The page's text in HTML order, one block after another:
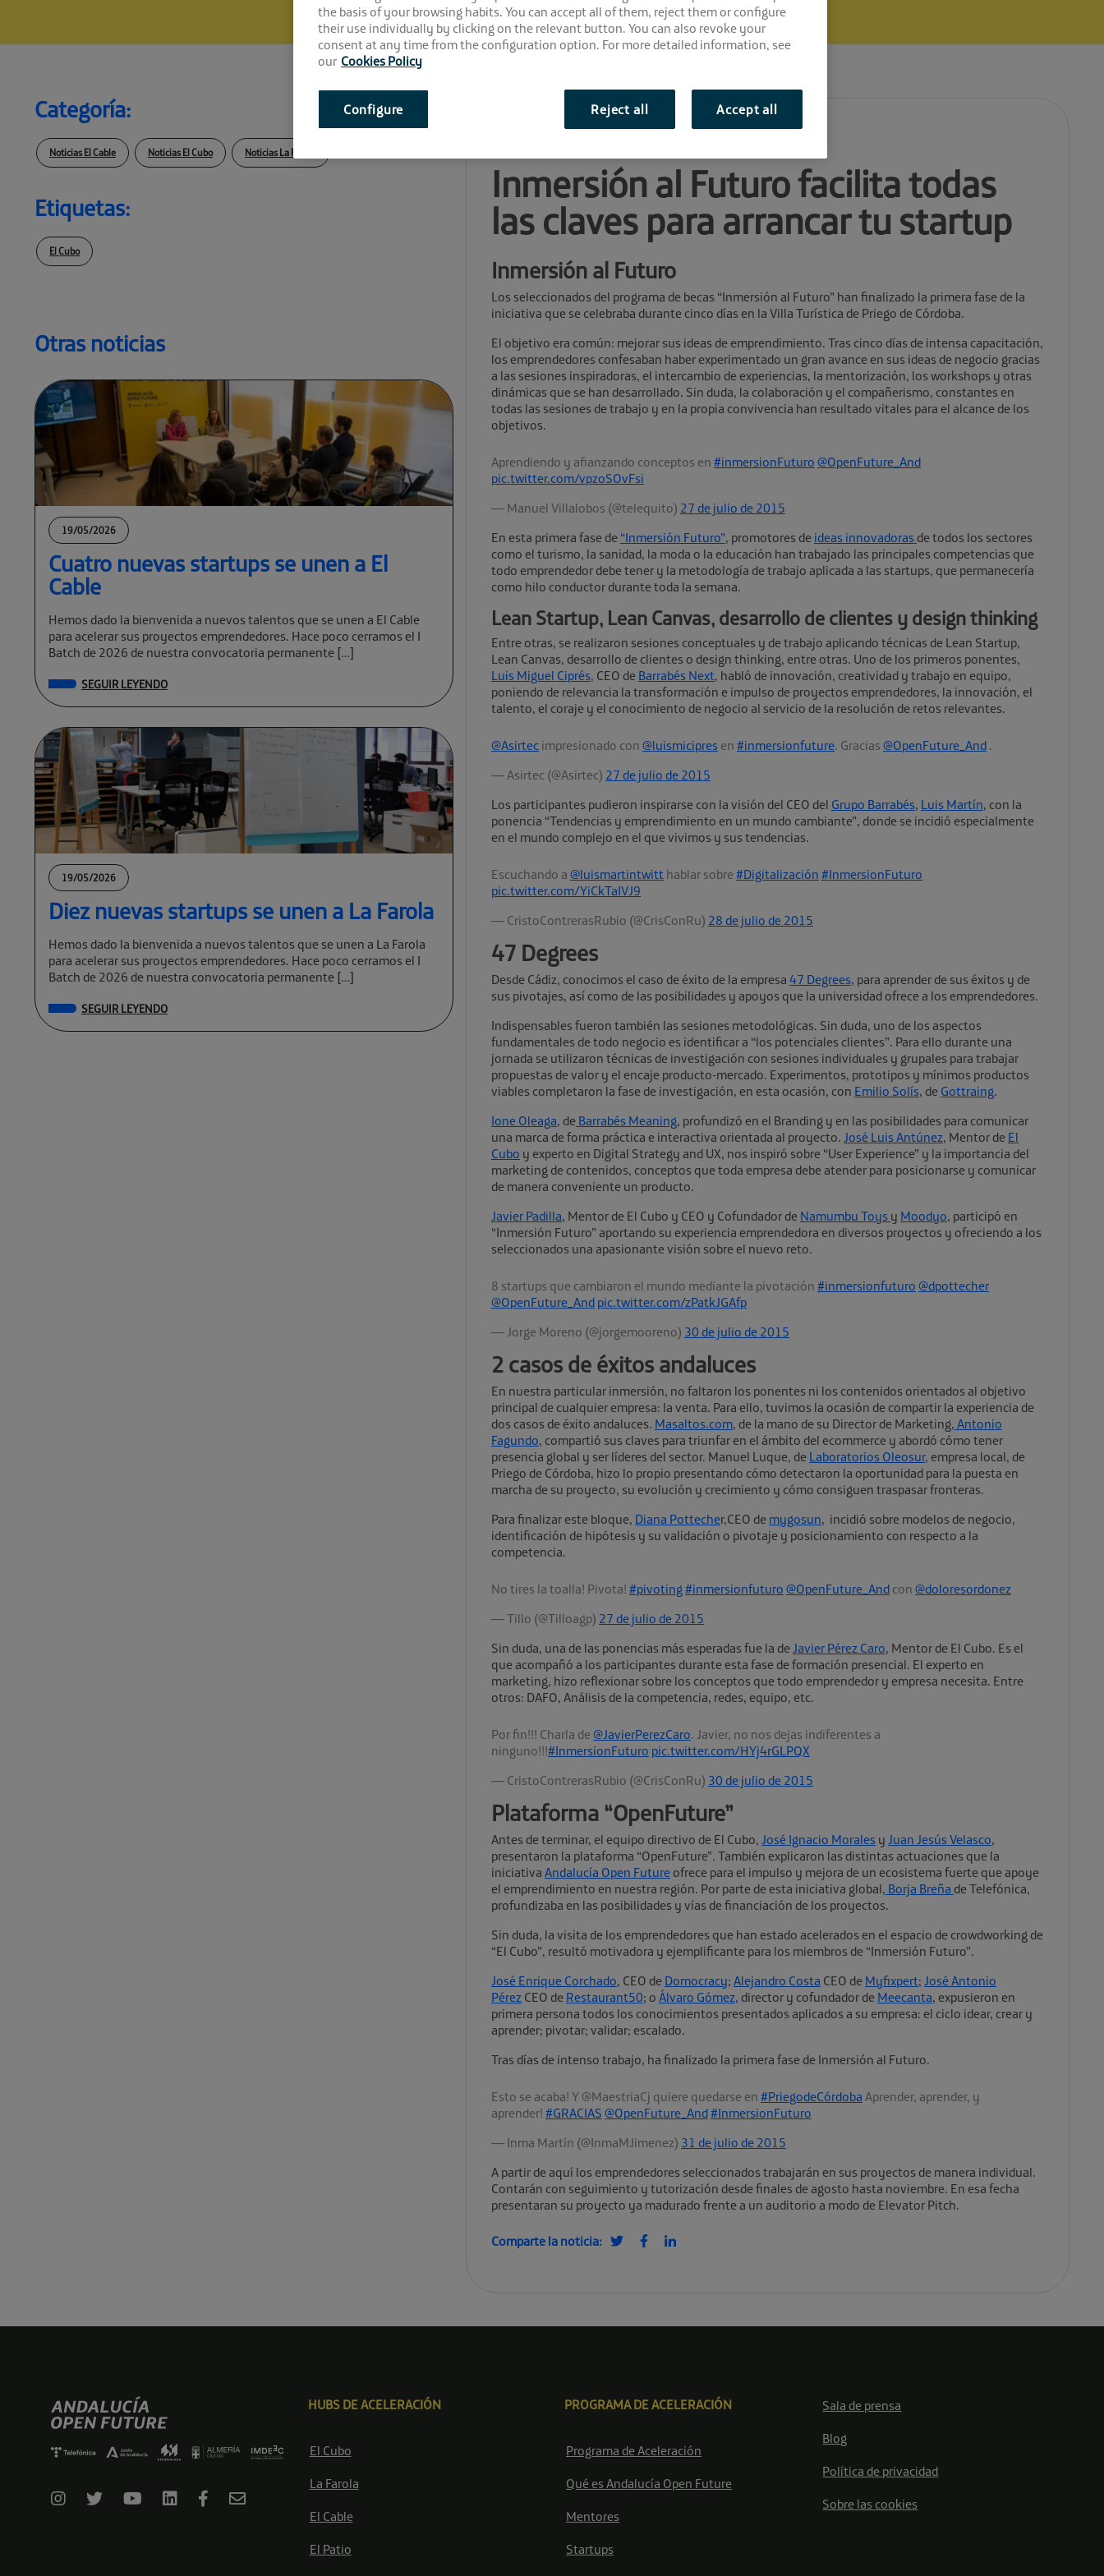
Categoría:
Noticias El Cable Noticias El Cubo Noticias La Farola
Etiquetas:
El Cubo
Otras noticias
19/05/2026
Cuatro nuevas startups se unen a El
Cable
Hemos dado la bienvenida a nuevos talentos que se unen a El Cable
para acelerar sus proyectos emprendedores. Hace poco cerramos el I
Batch de 2026 de nuestra convocatoria permanente […]
SEGUIR LEYENDO
19/05/2026
Diez nuevas startups se unen a La Farola
Hemos dado la bienvenida a nuevos talentos que se unen a La Farola
para acelerar sus proyectos emprendedores. Hace poco cerramos el I
Batch de 2026 de nuestra convocatoria permanente […]
SEGUIR LEYENDO
Inmersión al Futuro facilita todas
las claves para arrancar tu startup
Inmersión al Futuro
Los seleccionados del programa de becas “Inmersión al Futuro” han finalizado la primera fase de la
iniciativa que se celebraba durante cinco días en la Villa Turística de Priego de Córdoba.
El objetivo era común: mejorar sus ideas de emprendimiento. Tras cinco días de intensa capacitación,
los emprendedores confesaban haber experimentado un gran avance en sus ideas de negocio gracias
a las sesiones inspiradoras, el intercambio de experiencias, la mentorización, los workshops y otras
dinámicas que se han desarrollado. Sin duda, la colaboración y el compañerismo, constantes en
todas las sesiones de trabajo y en la propia convivencia han resultado vitales para el alcance de los
objetivos.
Aprendiendo y afianzando conceptos en #inmersionFuturo @OpenFuture_And
pic.twitter.com/vpzoSOvFsi
— Manuel Villalobos (@telequito) 27 de julio de 2015
En esta primera fase de “Inmersión Futuro”, promotores de ideas innovadoras de todos los sectores
como el turismo, la sanidad, la moda o la educación han trabajado las principales competencias que
todo emprendedor debe tener y la metodología de trabajo aplicada a las startups, que permanecería
como hilo conductor durante toda la semana.
Lean Startup, Lean Canvas, desarrollo de clientes y design thinking
Entre otras, se realizaron sesiones conceptuales y de trabajo aplicando técnicas de Lean Startup,
Lean Canvas, desarrollo de clientes o design thinking, entre otras. Uno de los primeros ponentes,
Luis Miguel Ciprés, CEO de Barrabés Next, habló de innovación, creatividad y trabajo en equipo,
poniendo de relevancia la transformación e impulso de proyectos emprendedores, la innovación, el
talento, el coraje y el conocimiento de negocio al servicio de la resolución de retos relevantes.
@Asirtec impresionado con @luismicipres en #inmersionfuture. Gracias @OpenFuture_And .
— Asirtec (@Asirtec) 27 de julio de 2015
Los participantes pudieron inspirarse con la visión del CEO del Grupo Barrabés, Luis Martín, con la
ponencia “Tendencias y emprendimiento en un mundo cambiante”, donde se incidió especialmente
en el mundo complejo en el que vivimos y sus tendencias.
Escuchando a @luismartintwitt hablar sobre #Digitalización #InmersionFuturo
pic.twitter.com/YiCkTaIVJ9
— CristoContrerasRubio (@CrisConRu) 28 de julio de 2015
47 Degrees
Desde Cádiz, conocimos el caso de éxito de la empresa 47 Degrees, para aprender de sus éxitos y de
sus pivotajes, así como de las posibilidades y apoyos que la universidad ofrece a los emprendedores.
Indispensables fueron también las sesiones metodológicas. Sin duda, uno de los aspectos
fundamentales de todo negocio es identificar a “los potenciales clientes”. Para ello durante una
jornada se utilizaron técnicas de investigación con sesiones individuales y grupales para trabajar
propuestas de valor y el encaje producto-mercado. Experimentos, prototipos y mínimos productos
viables completaron la fase de investigación, en esta ocasión, con Emilio Solís, de Gottraing.
Ione Oleaga, de Barrabés Meaning, profundizó en el Branding y en las posibilidades para comunicar
una marca de forma práctica e interactiva orientada al proyecto. José Luis Antúnez, Mentor de El
Cubo y experto en Digital Strategy and UX, nos inspiró sobre “User Experience” y la importancia del
marketing de contenidos, conceptos que toda empresa debe atender para posicionarse y comunicar
de manera conveniente un producto.
Javier Padilla, Mentor de El Cubo y CEO y Cofundador de Namumbu Toys y Moodyo, participó en
“Inmersión Futuro” aportando su experiencia emprendedora en diversos proyectos y ofreciendo a los
seleccionados una apasionante visión sobre el nuevo reto.
8 startups que cambiaron el mundo mediante la pivotación #inmersionfuturo @dpottecher
@OpenFuture_And pic.twitter.com/zPatkJGAfp
— Jorge Moreno (@jorgemooreno) 30 de julio de 2015
2 casos de éxitos andaluces
En nuestra particular inmersión, no faltaron los ponentes ni los contenidos orientados al objetivo
principal de cualquier empresa: la venta. Para ello, tuvimos la ocasión de compartir la experiencia de
dos casos de éxito andaluces. Masaltos.com, de la mano de su Director de Marketing, Antonio
Fagundo, compartió sus claves para triunfar en el ámbito del ecommerce y abordó cómo tener
presencia global y ser líderes del sector. Manuel Luque, de Laboratorios Oleosur, empresa local, de
Priego de Córdoba, hizo lo propio presentando cómo detectaron la oportunidad para la puesta en
marcha de su proyecto, su evolución y crecimiento y cómo consiguen traspasar fronteras.
Para finalizar este bloque, Diana Pottecher,CEO de mygosun, incidió sobre modelos de negocio,
identificación de hipótesis y su validación o pivotaje y posicionamiento con respecto a la
competencia.
No tires la toalla! Pivota! #pivoting#inmersionfuturo @OpenFuture_And con @doloresordonez
— Tillo (@Tilloagp) 27 de julio de 2015
Sin duda, una de las ponencias más esperadas fue la deJavier Pérez Caro, Mentor de El Cubo. Es el
que acompañó a los participantes durante esta fase de formación presencial. El experto en
marketing, hizo reflexionar sobre los conceptos que todo emprendedor y empresa necesita. Entre
otros: DAFO, Análisis de la competencia, redes, equipo, etc.
Por fin!!! Charla de @JavierPerezCaro. Javier, no nos dejas indiferentes a
ninguno!!!#InmersionFuturo pic.twitter.com/HYj4rGLPQX
— CristoContrerasRubio (@CrisConRu) 30 de julio de 2015
Plataforma “OpenFuture”
Antes de terminar, el equipo directivo de El Cubo, José Ignacio Morales y Juan Jesús Velasco,
presentaron la plataforma “OpenFuture”. También explicaron las distintas actuaciones que la
iniciativa Andalucía Open Future ofrece para el impulso y mejora de un ecosistema fuerte que apoye
el emprendimiento en nuestra región. Por parte de esta iniciativa global, Borja Breña de Telefónica,
profundizaba en las posibilidades y vías de financiación de los proyectos.
Sin duda, la visita de los emprendedores que han estado acelerados en el espacio de crowdworking de
“El Cubo”, resultó motivadora y ejemplificante para los miembros de “Inmersión Futuro”.
José Enrique Corchado, CEO de Domocracy; Alejandro Costa CEO de Myfixpert; José Antonio
Pérez CEO de Restaurant50; o Álvaro Gómez, director y cofundador de Meecanta, expusieron en
primera persona todos los conocimientos presentados aplicados a su empresa: el ciclo idear, crear y
aprender; pivotar; validar; escalado.
Tras días de intenso trabajo, ha finalizado la primera fase de Inmersión al Futuro.
Esto se acaba! Y @MaestriaCj quiere quedarse en #PriegodeCórdoba Aprender, aprender, y
aprender! #GRACIAS @OpenFuture_And#InmersionFuturo
— Inma Martín (@InmaMJimenez) 31 de julio de 2015
A partir de aquí los emprendedores seleccionados trabajarán en sus proyectos de manera individual.
Contarán con seguimiento y tutorización desde finales de agosto hasta noviembre. En esa fecha
presentaran su proyecto ya madurado frente a un auditorio a modo de Elevator Pitch.
Comparte la noticia:
HUBS DE ACELERACIÓN
El Cubo
La Farola
El Cable
El Patio
PROGRAMA DE ACELERACIÓN
Programa de Aceleración
Qué es Andalucía Open Future
Mentores
Startups
Sala de prensa
Blog
Política de privacidad
Sobre las cookies
the basis of your browsing habits. You can accept all of them, reject them or configure
their use individually by clicking on the relevant button. You can also revoke your
consent at any time from the configuration option. For more detailed information, see
our Cookies Policy
Reject all Accept all
Configure